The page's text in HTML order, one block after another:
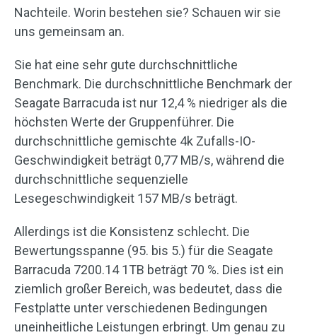
Nachteile. Worin bestehen sie? Schauen wir sie
uns gemeinsam an.
Sie hat eine sehr gute durchschnittliche
Benchmark. Die durchschnittliche Benchmark der
Seagate Barracuda ist nur 12,4 % niedriger als die
höchsten Werte der Gruppenführer. Die
durchschnittliche gemischte 4k Zufalls-IO-
Geschwindigkeit beträgt 0,77 MB/s, während die
durchschnittliche sequenzielle
Lesegeschwindigkeit 157 MB/s beträgt.
Allerdings ist die Konsistenz schlecht. Die
Bewertungsspanne (95. bis 5.) für die Seagate
Barracuda 7200.14 1TB beträgt 70 %. Dies ist ein
ziemlich großer Bereich, was bedeutet, dass die
Festplatte unter verschiedenen Bedingungen
uneinheitliche Leistungen erbringt. Um genau zu